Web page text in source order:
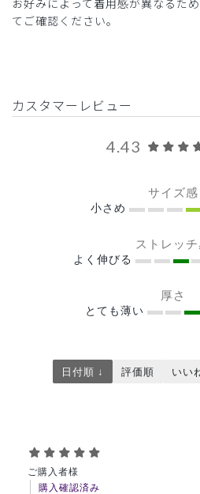
てご確認ください。
カスタマーレビュー
4.43
サイズ感
小さめ
ストレッ
よく伸びる
厚さ
とても薄い
日付順 ↓ 評価順 いい
ご購入者様
購入確認済み